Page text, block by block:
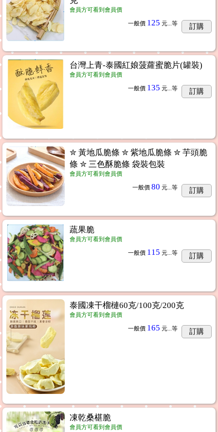
會員方可看到會員價
一般價 125 元...等 訂購
台灣上青-泰國紅娘菠蘿蜜脆片(罐裝)
會員方可看到會員價
一般價 135 元...等 訂購
✮ 黃地瓜脆條 ✮ 紫地瓜脆條 ✮ 芋頭脆
條 ✮ 三色酥脆條 袋裝包裝
會員方可看到會員價
一般價 80 元...等 訂購
蔬果脆
會員方可看到會員價
一般價 115 元...等 訂購
泰國凍干榴槤60克/100克/200克
會員方可看到會員價
一般價 165 元...等 訂購
凍乾桑椹脆
會員方可看到會員價